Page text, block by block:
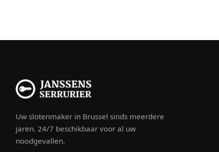
Uw slotenmaker in Brussel sinds meerdere
jaren. 24/7 beschikbaar voor al uw
noodgevallen.